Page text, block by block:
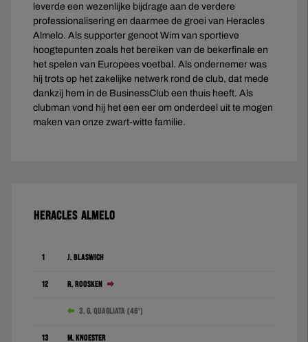
leverde een wezenlijke bijdrage aan de verdere
professionalisering en daarmee de groei van Heracles
Almelo. Als supporter genoot Wim van sportieve
hoogtepunten zoals het bereiken van de bekerfinale en
het spelen van Europees voetbal. Als ondernemer was
hij trots op het zakelijke netwerk rond de club, dat mede
dankzij hem in de BusinessClub een thuis heeft. Als
clubman vond hij het een eer om onderdeel uit te mogen
maken van onze zwart-witte familie.
HERACLES ALMELO
1 J. Blaswich
12 R. Roosken
3. G. Quagliata (46')
13 M. Knoester